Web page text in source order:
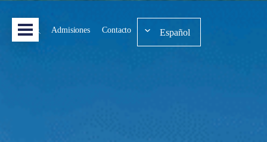
Admisiones Contacto Español